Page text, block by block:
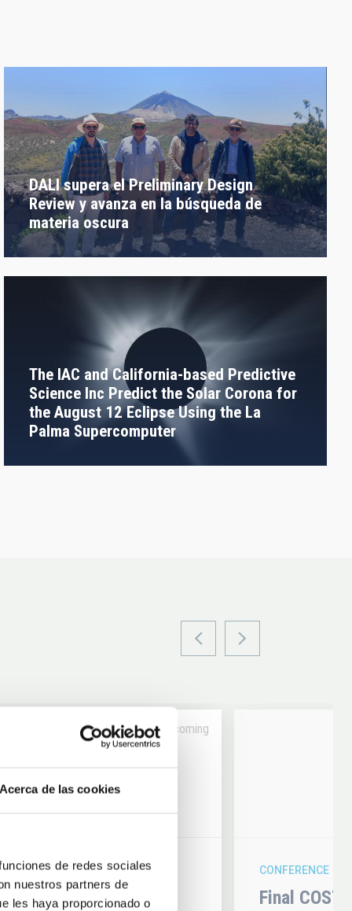
Acerca de las cookies
de redes sociales
nuestros partners de
les haya proporcionado o
DALI supera el Preliminary Design
Review y avanza en la búsqueda de
materia oscura
The IAC and California-based Predictive
Science Inc Predict the Solar Corona for
the August 12 Eclipse Using the La
Palma Supercomputer
14
Upcoming
2026
CONFERENCE
Final